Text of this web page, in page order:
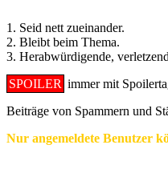
1. Seid nett zueinander.
2. Bleibt beim Thema.
3. Herabwürdigende,
SPOILER immer mit
Beiträge von Spammern und
Nur angemeldete Benutzer